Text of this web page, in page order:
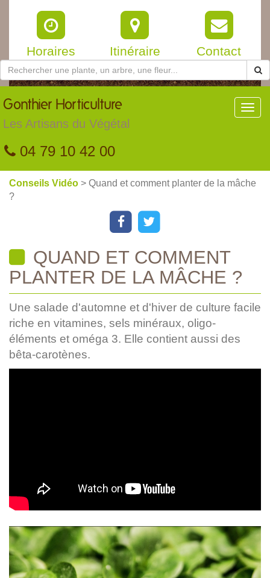
Horaires Itinéraire Contact
Gonthier Horticulture
Les Artisans du Végétal
04 79 10 42 00
Conseils Vidéo > Quand et comment planter de la mâche
?
QUAND ET COMMENT
PLANTER DE LA MÂCHE ?
Une salade d'automne et d'hiver de culture facile
riche en vitamines, sels minéraux, oligo-
éléments et oméga 3. Elle contient aussi des
bêta-carotènes.